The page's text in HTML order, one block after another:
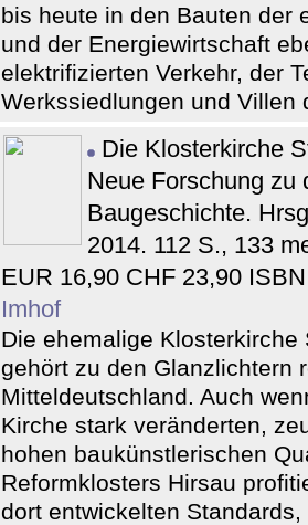
bis heute in den Bauten der
und der Energiewirtschaft
elektrifizierten Verkehr, der
Werkssiedlungen und Villen
Die Klosterkirche
Neue Forschung zu
Baugeschichte.
2014. 112 S., 133
EUR 16,90 CHF 23,90
Imhof
Die ehemalige
gehört zu den Glanzlichtern
Mitteldeutschland. Auch
Kirche stark veränderten,
hohen baukünstlerischen
Reformklosters Hirsau
dort entwickelten